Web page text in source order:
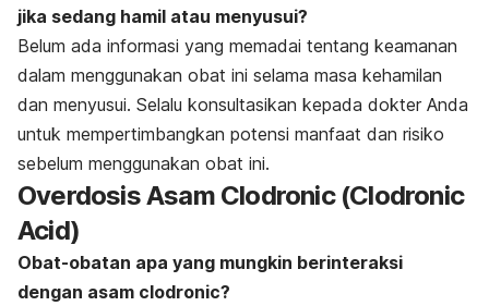
jika sedang hamil atau menyusui?
Belum ada informasi yang memadai tentang keamanan
dalam menggunakan obat ini selama masa kehamilan
dan menyusui. Selalu konsultasikan kepada dokter Anda
untuk mempertimbangkan potensi manfaat dan risiko
sebelum menggunakan obat ini.
Overdosis Asam Clodronic (Clodronic
Acid)
Obat-obatan apa yang mungkin berinteraksi
dengan asam clodronic?